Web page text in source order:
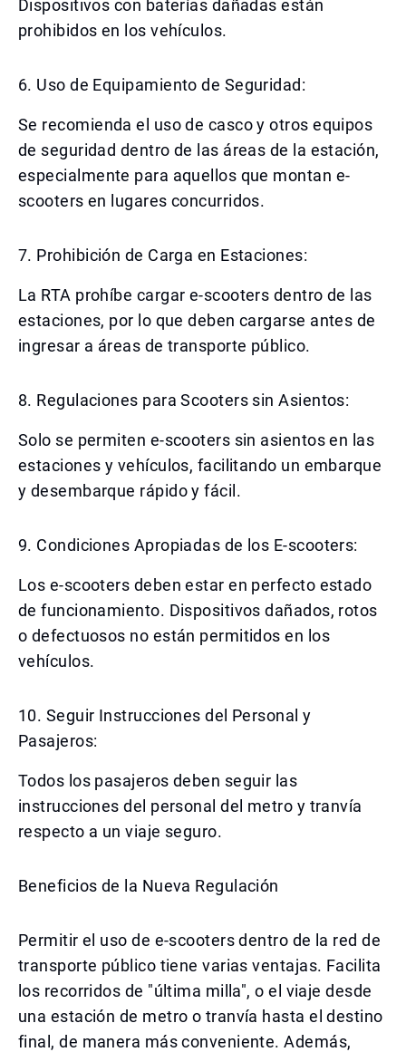
Dispositivos con baterías dañadas están
prohibidos en los vehículos.
6. Uso de Equipamiento de Seguridad:
Se recomienda el uso de casco y otros equipos
de seguridad dentro de las áreas de la estación,
especialmente para aquellos que montan e-
scooters en lugares concurridos.
7. Prohibición de Carga en Estaciones:
La RTA prohíbe cargar e-scooters dentro de las
estaciones, por lo que deben cargarse antes de
ingresar a áreas de transporte público.
8. Regulaciones para Scooters sin Asientos:
Solo se permiten e-scooters sin asientos en las
estaciones y vehículos, facilitando un embarque
y desembarque rápido y fácil.
9. Condiciones Apropiadas de los E-scooters:
Los e-scooters deben estar en perfecto estado
de funcionamiento. Dispositivos dañados, rotos
o defectuosos no están permitidos en los
vehículos.
10. Seguir Instrucciones del Personal y
Pasajeros:
Todos los pasajeros deben seguir las
instrucciones del personal del metro y tranvía
respecto a un viaje seguro.
Beneficios de la Nueva Regulación
Permitir el uso de e-scooters dentro de la red de
transporte público tiene varias ventajas. Facilita
los recorridos de "última milla", o el viaje desde
una estación de metro o tranvía hasta el destino
final, de manera más conveniente. Además,